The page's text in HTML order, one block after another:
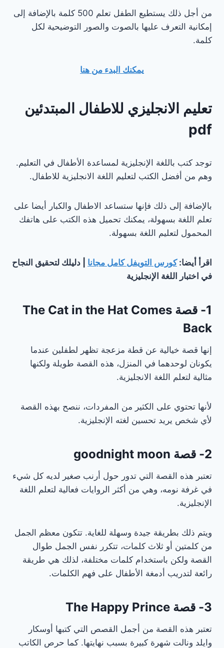
من أجل ذلك يستطيع الطفل تعلم 500 كلمة بالإضافة إلى
إمكانية التعرف عليها بالصوت والصور التوضيحية لكل
كلمة.
يمكنك البدء من هنا
تعليم الانجليزي للاطفال المبتدئين
pdf
توجد كتب باللغة الإنجليزية لمساعدة الأطفال في التعليم.
وهم من أفضل الكتب لتعليم اللغة الانجليزية للاطفال.
بالإضافة إلى ذلك فإنها ستساعد الاطفال والكبار أيضا على
تعلم اللغة بسهولة، يمكنك تحميل هذه الكتب على هاتفك
المحمول لتعليم اللغة بسهولة.
اقرأ أيضا:كورس التويفل كامل مجانا | دليلك لتحقيق النجاح
في اختبار اللغة الإنجليزية
1- قصة The Cat in the Hat Comes
Back
إنها قصة خيالية عن قطة مزعجة تظهر لطفلين عندما
يكونان لوحدهما في المنزل، هذه القصة طويلة ولكنها
مثالية لتعلم اللغة الانجليزية.
لأنها تحتوي على الكثير من المفردات، ننصح بهذه القصة
لأي شخص يريد تحسين لغته الإنجليزية.
2- قصة goodnight moon
تعتبر هذه القصة التي تدور حول أرنب صغير لديه كل شيء
في غرفة نومه، وهي من أكثر الروايات فعالية لتعلم اللغة
الإنجليزية.
ويتم ذلك بطريقة جيدة وسهلة للغاية. تتكون معظم الجمل
من كلمتين أو ثلاث كلمات، تتكرر نفس الجمل طوال
القصة ولكن باستخدام كلمات مختلفة، لذلك هي طريقة
رائعة لتدريب أدمغة الأطفال على فهم الكلمات.
3- قصة The Happy Prince
تعتبر هذه القصة من أجمل القصص التي كتبها أوسكار
وايلد ونالت شهرة كبيرة بسبب نهايتها. كما حرص الكاتب